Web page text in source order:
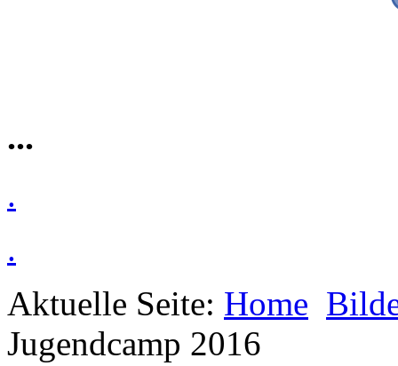
...
.
.
Aktuelle Seite: Home
Jugendcamp 2016